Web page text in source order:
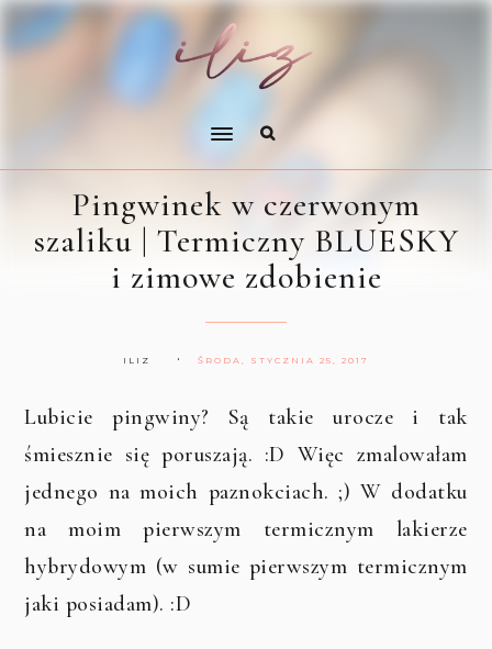
Pingwinek w czerwonym
szaliku | Termiczny BLUESKY
i zimowe zdobienie
ILIZ ŚRODA, STYCZNIA 25, 2017
Lubicie pingwiny? Są takie urocze i tak
śmiesznie się poruszają. :D Więc zmalowałam
jednego na moich paznokciach. ;) W dodatku
na moim pierwszym termicznym lakierze
hybrydowym (w sumie pierwszym termicznym
jaki posiadam). :D